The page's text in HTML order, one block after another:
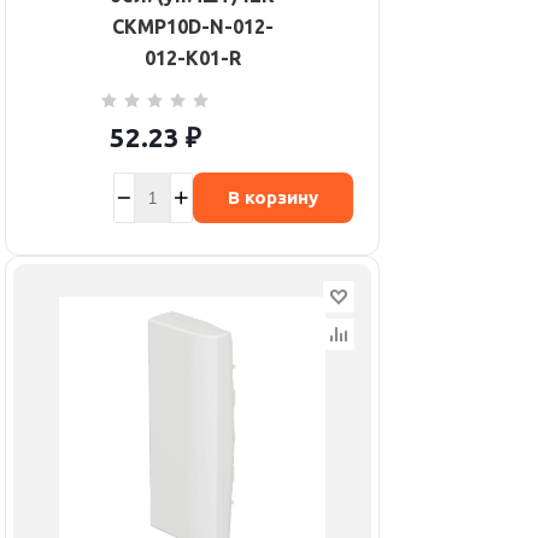
CKMP10D-N-012-
012-K01-R
52.23 ₽
В корзину